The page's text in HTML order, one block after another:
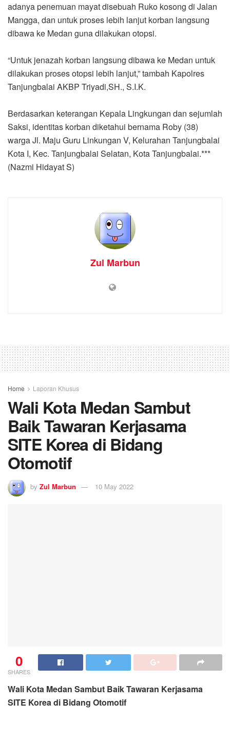
adanya penemuan mayat disebuah Ruko kosong di Jalan
Mangga, dan untuk proses lebih lanjut korban langsung
dibawa ke Medan guna dilakukan otopsi.
“Untuk jenazah korban langsung dibawa ke Medan untuk
dilakukan proses otopsi lebih lanjut,” tambah Kapolres
Tanjungbalai AKBP Triyadi,SH., S.I.K.
Berdasarkan keterangan Kepala Lingkungan dan sejumlah
Saksi, identitas korban diketahui bernama Roby (38)
warga Jl. Maju Guru Linkungan V, Kelurahan Tanjungbalai
Kota I, Kec. Tanjungbalai Selatan, Kota Tanjungbalai.***
(Nazmi Hidayat S)
Zul Marbun
Home Laporan Khusus
Wali Kota Medan Sambut
Baik Tawaran Kerjasama
SITE Korea di Bidang
Otomotif
by Zul Marbun 10 May 2022
0
SHARES
Wali Kota Medan Sambut Baik Tawaran Kerjasama
SITE Korea di Bidang Otomotif